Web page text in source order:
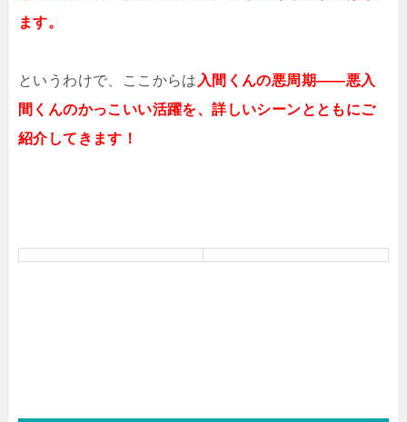
ます。
というわけで、ここからは 入間くんの悪周期――悪入
間くんのかっこいい活躍を、詳しいシーンとともにご
紹介してきます！